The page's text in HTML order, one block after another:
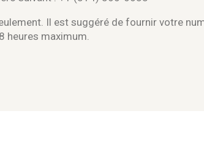
Il est suggéré de fournir votre
heures maximum.